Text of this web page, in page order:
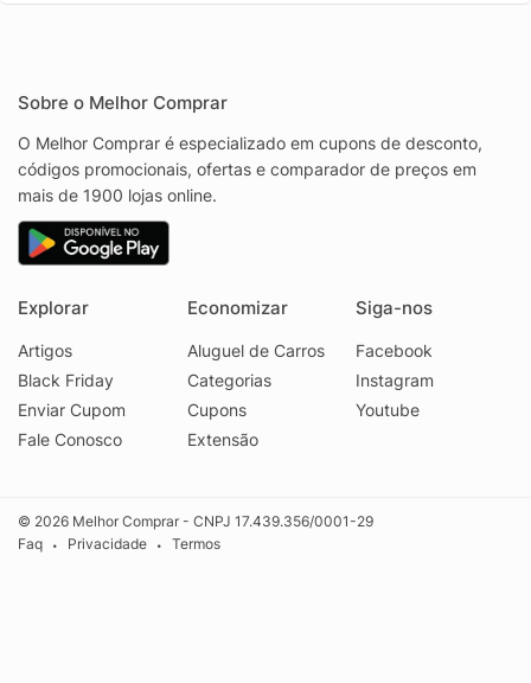
Sobre o Melhor Comprar
O Melhor Comprar é especializado em cupons de desconto,
códigos promocionais, ofertas e comparador de preços em
mais de 1900 lojas online.
Explorar
Artigos
Black Friday
Enviar Cupom
Fale Conosco
Economizar
Aluguel de Carros
Categorias
Cupons
Extensão
Siga-nos
Facebook
Instagram
Youtube
© 2026 Melhor Comprar - CNPJ 17.439.356/0001-29
Faq
• Privacidade • Termos